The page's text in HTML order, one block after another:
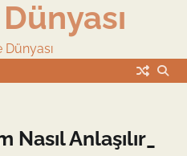
Dünyası
Anlaşılır_